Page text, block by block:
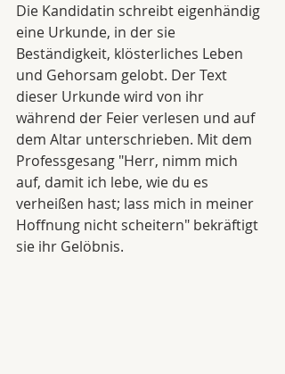
Die Kandidatin schreibt eigenhändig
eine Urkunde, in der sie
Beständigkeit, klösterliches Leben
und Gehorsam gelobt. Der Text
dieser Urkunde wird von ihr
während der Feier verlesen und auf
dem Altar unterschrieben. Mit dem
Professgesang "Herr, nimm mich
auf, damit ich lebe, wie du es
verheißen hast; lass mich in meiner
Hoffnung nicht scheitern" bekräftigt
sie ihr Gelöbnis.